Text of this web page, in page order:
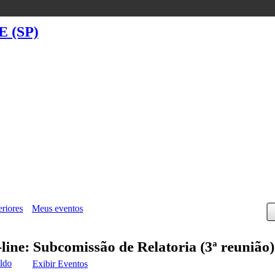
(SP)
Meus eventos
Subcomissão de Relatoria (3ª reunião)
Exibir Eventos